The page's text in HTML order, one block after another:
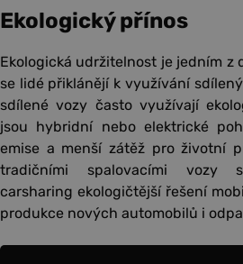
Ekologický přínos
Ekologická udržitelnost je jedním z
se lidé přiklánějí k využívání
sdílené vozy často využívají
jsou hybridní nebo elektrické
emise a menší zátěž pro životní
tradičními spalovacími vozy
carsharing ekologičtější řešení
produkce nových automobilů i